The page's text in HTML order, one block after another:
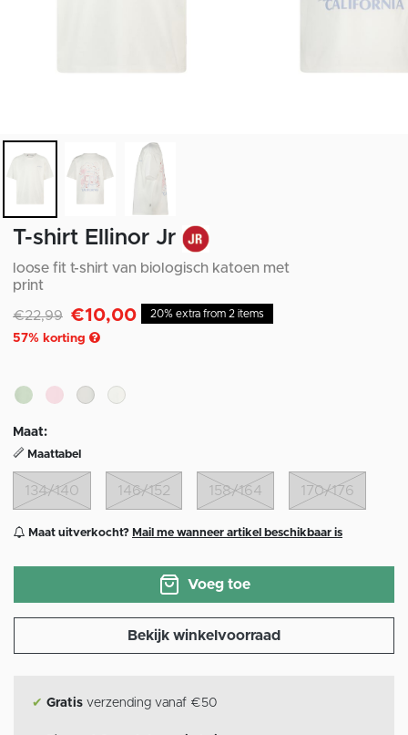
T-shirt Ellinor Jr
loose fit t-shirt van biologisch katoen met
print
Afgeprijsd van
€22,99naar
€10,00
57% korting
20% extra from 2 items
Maat:
Maattabel
134/140 146/152 158/164 170/176
Maat uitverkocht? Mail me wanneer artikel beschikbaar is
Voeg toe
Bekijk winkelvoorraad
✔ Gratis verzending vanaf €50